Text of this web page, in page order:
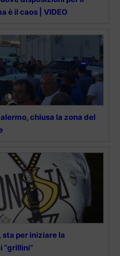
è il caos | VIDEO
chiusa la zona del
sta per iniziare la
“grillini”